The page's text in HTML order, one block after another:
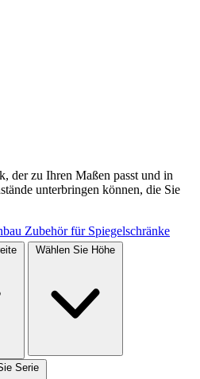
der zu Ihren Maßen passt und in
unterbringen können, die Sie
Zubehör für Spiegelschränke
Wählen Sie Höhe
Serie